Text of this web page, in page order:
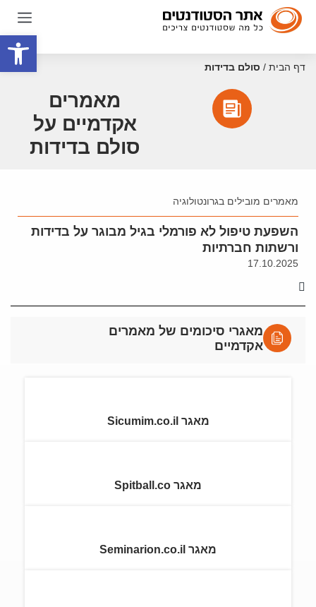
פתח
דף הבית / סולם בדידות
מאמרים
אקדמיים על
סולם בדידות
מאמרים מובילים בגרונטולוגיה
השפעת טיפול לא פורמלי בגיל מבוגר על בדידות
ורשתות חברתיות
17.10.2025
מאגרי סיכומים של מאמרים
אקדמיים
מאגר Sicumim.co.il
מאגר Spitball.co
מאגר Seminarion.co.il